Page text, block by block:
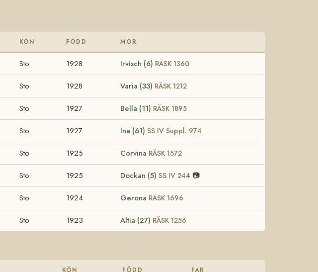
KÖN FÖDD MOR
Sto 1928 Irvisch (6) RÄSK 1360
Sto 1928 Varia (33) RÄSK 1212
Sto 1927 Bella (11) RÄSK 1895
Sto 1927 Ina (61) SS IV Suppl. 974
Sto 1925 Corvina RÄSK 1572
Sto 1925 Dockan (5) SS IV 244 📷
Sto 1924 Gerona RÄSK 1696
Sto 1923 Altia (27) RÄSK 1256
KÖN FÖDD FAR